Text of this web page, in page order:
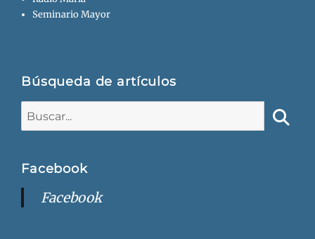
Seminario Mayor
Búsqueda de artículos
Facebook
Facebook